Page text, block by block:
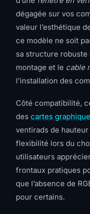
dégagée sur vos
valeur l’esthétique
ce modèle ne soit
sa structure
montage et le cable
l’installation des
Côté compatibilité,
des cartes
ventirads de
flexibilité lors du
utilisateurs
frontaux pratiques
que l’absence de
pour certains.